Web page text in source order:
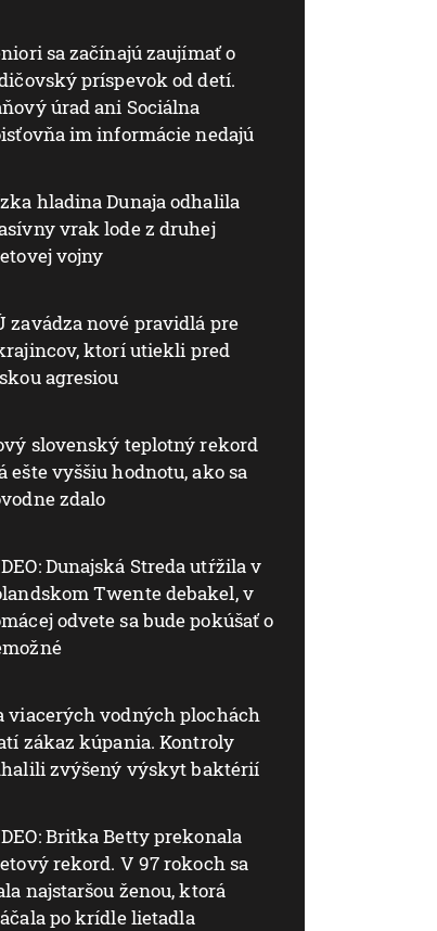
sa začínajú zaujímať o
príspevok od detí.
úrad ani Sociálna
im informácie nedajú
hladina Dunaja odhalila
vrak lode z druhej
vojny
zavádza nové pravidlá pre
ktorí utiekli pred
agresiou
slovenský teplotný rekord
ešte vyššiu hodnotu, ako sa
zdalo
Dunajská Streda utŕžila v
Twente debakel, v
odvete sa bude pokúšať o
viacerých vodných plochách
zákaz kúpania. Kontroly
zvýšený výskyt baktérií
Britka Betty prekonala
rekord. V 97 rokoch sa
najstaršou ženou, ktorá
po krídle lietadla